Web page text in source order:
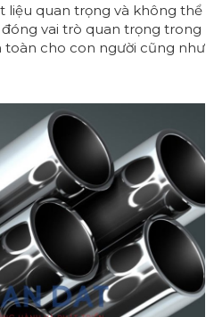
liệu quan trọng và không thể
vai trò quan trọng trong
toàn cho con người cũng như